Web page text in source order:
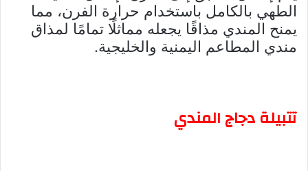
الطهي بالكامل باستخدام حرارة الفرن، مما
يمنح المندي مذاقًا يجعله مماثلًا تمامًا لمذاق
مندي المطاعم اليمنية والخليجية.
تتبيلة دجاج المندي